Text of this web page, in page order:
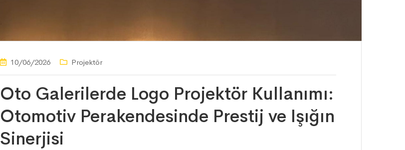
10/06/2026 Projektör
Oto Galerilerde Logo Projektör Kullanımı:
Otomotiv Perakendesinde Prestij ve Işığın
Sinerjisi